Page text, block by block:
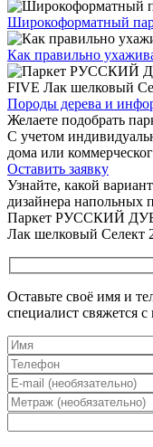
Широкоформатный
Как правильно
Породы дерева и
Желаете подобрать
С учетом
дома или
Оставить заявку
Узнайте, какой
дизайнера напольных
Паркет РУССКИЙ ДУБ
Лак шелковый Селект
Оставьте своё имя и
специалист свяжется с